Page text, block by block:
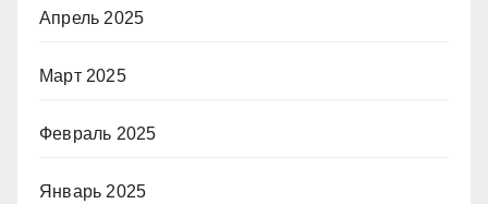
Апрель 2025
Март 2025
Февраль 2025
Январь 2025